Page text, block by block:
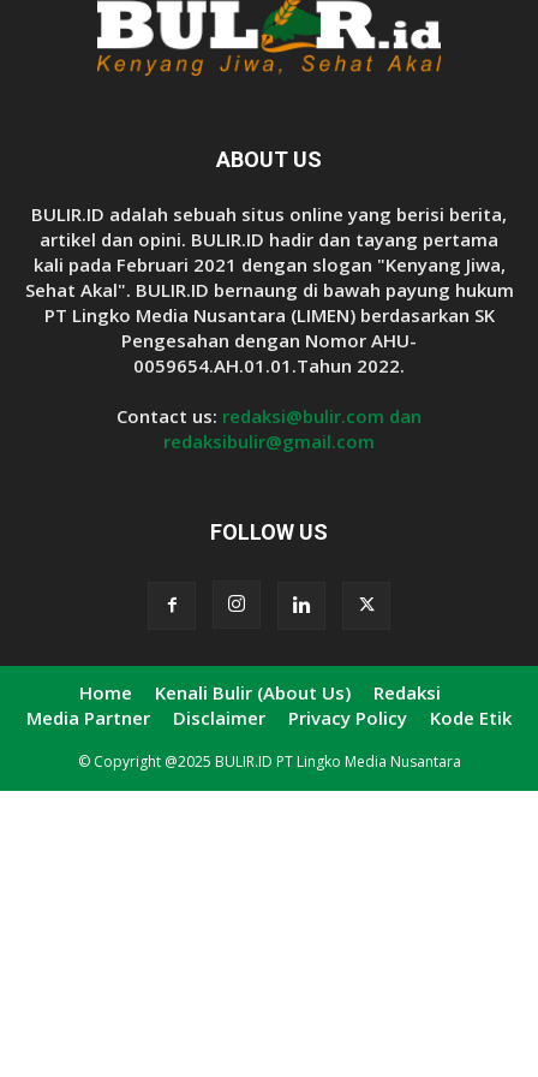
ABOUT US
BULIR.ID adalah sebuah situs online yang berisi berita,
artikel dan opini. BULIR.ID hadir dan tayang pertama
kali pada Februari 2021 dengan slogan "Kenyang Jiwa,
Sehat Akal". BULIR.ID bernaung di bawah payung hukum
PT Lingko Media Nusantara (LIMEN) berdasarkan SK
Pengesahan dengan Nomor AHU-
0059654.AH.01.01.Tahun 2022.
Contact us: redaksi@bulir.com dan
redaksibulir@gmail.com
FOLLOW US
Home Kenali Bulir (About Us)
Redaksi
Media Partner
Disclaimer Privacy Policy Kode Etik
© Copyright @2025 BULIR.ID PT Lingko Media Nusantara